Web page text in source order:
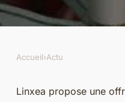
Accueil›Actu
Linxea propose une